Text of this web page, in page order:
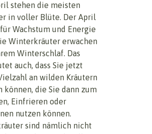
stehen die meisten
in voller Blüte. Der April
Wachstum und Energie
Winterkräuter erwachen
Winterschlaf. Das
auch, dass Sie jetzt
an wilden Kräutern
können, die Sie dann zum
Einfrieren oder
nutzen können.
sind nämlich nicht